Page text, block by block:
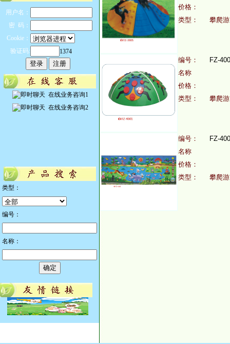
用户名：
密 码：
Cookie：
验证码:
1374
在线业务咨询1
在线业务咨询2
类型：
编号：
名称：
价格：
类型：
攀爬
编号：
FZ-
名称
价格：
类型：
攀爬
编号：
FZ-
名称
价格：
类型：
攀爬